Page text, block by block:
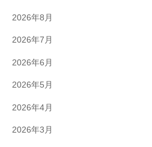
2026年8月
2026年7月
2026年6月
2026年5月
2026年4月
2026年3月